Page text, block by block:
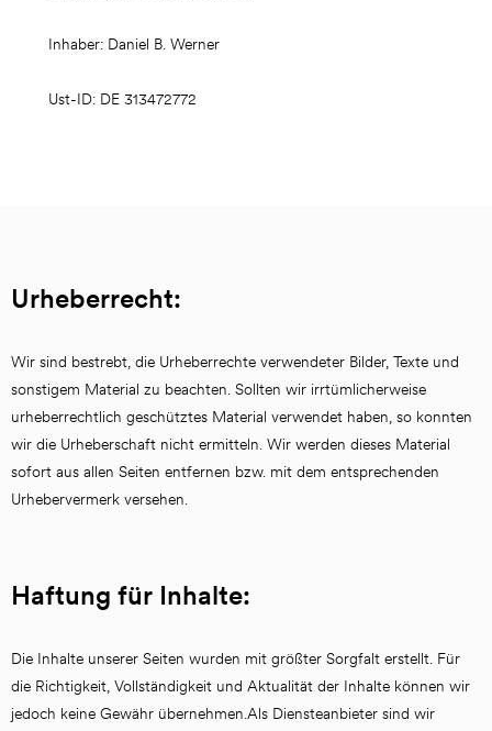
Inhaber: Daniel B. Werner
Ust-ID: DE 313472772
Urheberrecht:
Wir sind bestrebt, die Urheberrechte verwendeter Bilder, Texte und
sonstigem Material zu beachten. Sollten wir irrtümlicherweise
urheberrechtlich geschütztes Material verwendet haben, so konnten
wir die Urheberschaft nicht ermitteln. Wir werden dieses Material
sofort aus allen Seiten entfernen bzw. mit dem entsprechenden
Urhebervermerk versehen.
Haftung für Inhalte:
Die Inhalte unserer Seiten wurden mit größter Sorgfalt erstellt. Für
die Richtigkeit, Vollständigkeit und Aktualität der Inhalte können wir
jedoch keine Gewähr übernehmen.Als Diensteanbieter sind wir